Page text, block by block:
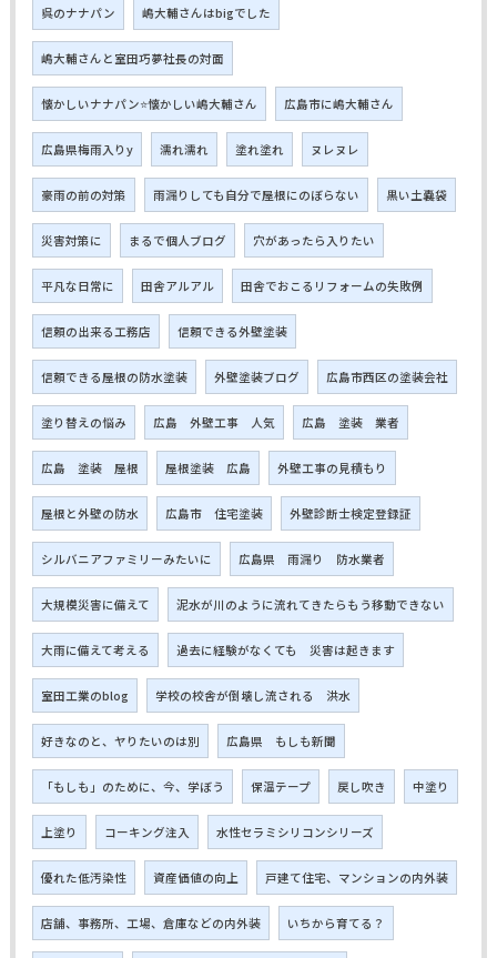
呉のナナパン 嶋大輔さんはbigでした
嶋大輔さんと室田巧夢社長の対面
懐かしいナナパン⭐懐かしい嶋大輔さん 広島市に嶋大輔さん
広島県梅雨入りy 濡れ濡れ 塗れ塗れ ヌレヌレ
豪雨の前の対策 雨漏りしても自分で屋根にのぼらない 黒い土嚢袋
災害対策に まるで個人ブログ 穴があったら入りたい
平凡な日常に 田舎アルアル 田舎でおこるリフォームの失敗例
信頼の出来る工務店 信頼できる外壁塗装
信頼できる屋根の防水塗装 外壁塗装ブログ 広島市西区の塗装会社
塗り替えの悩み 広島 外壁工事 人気 広島 塗装 業者
広島 塗装 屋根 屋根塗装 広島 外壁工事の見積もり
屋根と外壁の防水 広島市 住宅塗装 外壁診断士検定登録証
シルバニアファミリーみたいに 広島県 雨漏り 防水業者
大規模災害に備えて 泥水が川のように流れてきたらもう移動できない
大雨に備えて考える 過去に経験がなくても 災害は起きます
室田工業のblog 学校の校舎が倒壊し流される 洪水
好きなのと、ヤりたいのは別 広島県 もしも新聞
「もしも」のために、今、学ぼう 保温テープ 戻し吹き 中塗り
上塗り コーキング注入 水性セラミシリコンシリーズ
優れた低汚染性 資産価値の向上 戸建て住宅、マンションの内外装
店舗、事務所、工場、倉庫などの内外装 いちから育てる？